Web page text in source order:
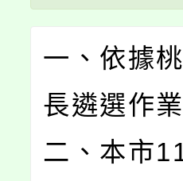
一、依據
長遴選作
二、本市